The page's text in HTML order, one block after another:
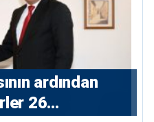
ardından
26